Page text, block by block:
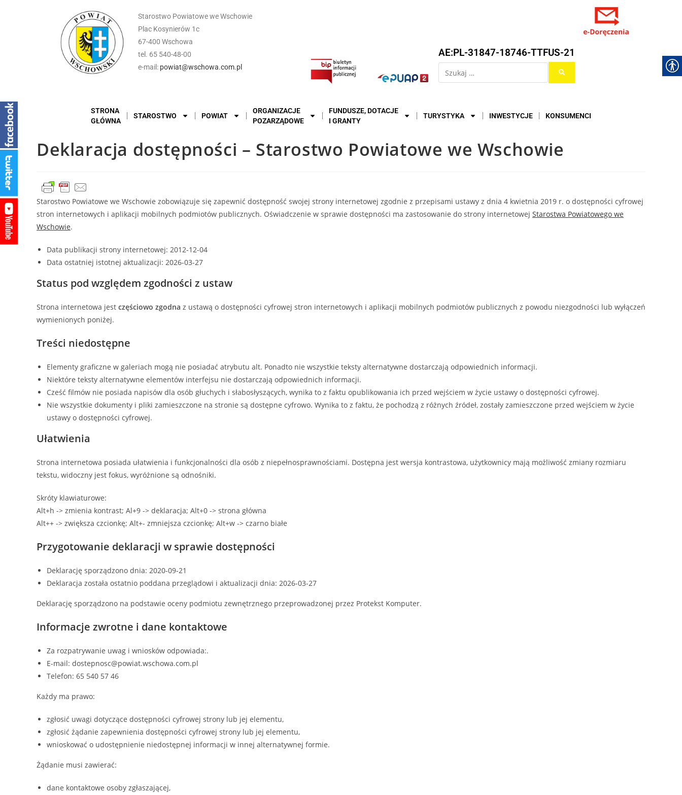
Starostwo Powiatowe we Wschowie
Plac Kosynierów 1c
67-400 Wschowa
tel. 65 540-48-00
e-mail: powiat@wschowa.com.pl
AE:PL-31847-18746-TTFUS-21
STRONA
GŁÓWNA
STAROSTWO POWIAT
ORGANIZACJE
POZARZĄDOWE
FUNDUSZE, DOTACJE
I GRANTY
TURYSTYKA INWESTYCJE KONSUMENCI
Deklaracja dostępności – Starostwo Powiatowe we Wschowie
Starostwo Powiatowe we Wschowie zobowiązuje się zapewnić dostępność swojej strony internetowej zgodnie z przepisami ustawy z dnia 4 kwietnia 2019 r. o dostępności cyfrowej
stron internetowych i aplikacji mobilnych podmiotów publicznych. Oświadczenie w sprawie dostępności ma zastosowanie do strony internetowej Starostwa Powiatowego we
Wschowie.
Data publikacji strony internetowej: 2012-12-04
Data ostatniej istotnej aktualizacji: 2026-03-27
Status pod względem zgodności z ustaw
Strona internetowa jest częściowo zgodna z ustawą o dostępności cyfrowej stron internetowych i aplikacji mobilnych podmiotów publicznych z powodu niezgodności lub wyłączeń
wymienionych poniżej.
Treści niedostępne
Elementy graficzne w galeriach mogą nie posiadać atrybutu alt. Ponadto nie wszystkie teksty alternatywne dostarczają odpowiednich informacji.
Niektóre teksty alternatywne elementów interfejsu nie dostarczają odpowiednich informacji.
Cześć filmów nie posiada napisów dla osób głuchych i słabosłyszących, wynika to z faktu opublikowania ich przed wejściem w życie ustawy o dostępności cyfrowej.
Nie wszystkie dokumenty i pliki zamieszczone na stronie są dostępne cyfrowo. Wynika to z faktu, że pochodzą z różnych źródeł, zostały zamieszczone przed wejściem w życie
ustawy o dostępności cyfrowej.
Ułatwienia
Strona internetowa posiada ułatwienia i funkcjonalności dla osób z niepełnosprawnościami. Dostępna jest wersja kontrastowa, użytkownicy mają możliwość zmiany rozmiaru
tekstu, widoczny jest fokus, wyróżnione są odnośniki.
Skróty klawiaturowe:
Alt+h -> zmienia kontrast; Al+9 -> deklaracja; Alt+0 -> strona główna
Alt++ -> zwiększa czcionkę; Alt+- zmniejsza czcionkę; Alt+w -> czarno białe
Przygotowanie deklaracji w sprawie dostępności
Deklarację sporządzono dnia: 2020-09-21
Deklaracja została ostatnio poddana przeglądowi i aktualizacji dnia: 2026-03-27
Deklarację sporządzono na podstawie oceny podmiotu zewnętrznego przeprowadzonej przez Protekst Komputer.
Informacje zwrotne i dane kontaktowe
Za rozpatrywanie uwag i wniosków odpowiada:.
E-mail: dostepnosc@powiat.wschowa.com.pl
Telefon: 65 540 57 46
Każdy ma prawo:
zgłosić uwagi dotyczące dostępności cyfrowej strony lub jej elementu,
zgłosić żądanie zapewnienia dostępności cyfrowej strony lub jej elementu,
wnioskować o udostępnienie niedostępnej informacji w innej alternatywnej formie.
Żądanie musi zawierać:
dane kontaktowe osoby zgłaszającej,